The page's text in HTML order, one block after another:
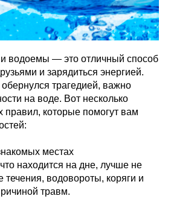
водоемы — это отличный способ
и зарядиться энергией.
трагедией, важно
на воде. Вот несколько
правил, которые помогут вам
местах
находится на дне, лучше не
течения, водовороты, коряги и
травм.